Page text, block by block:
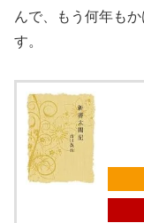
んで、もう何年も
す。